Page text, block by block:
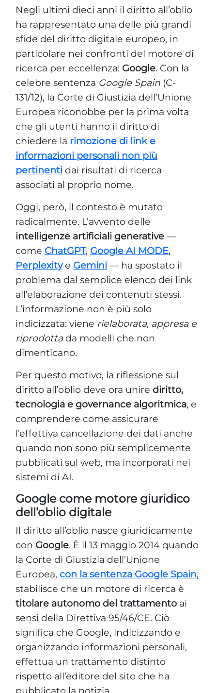
Negli ultimi dieci anni il diritto all’oblio
ha rappresentato una delle più grandi
sfide del diritto digitale europeo, in
particolare nei confronti del motore di
ricerca per eccellenza: Google. Con la
celebre sentenza Google Spain (C-
131/12), la Corte di Giustizia dell’Unione
Europea riconobbe per la prima volta
che gli utenti hanno il diritto di
chiedere la rimozione di link e
informazioni personali non più
pertinenti dai risultati di ricerca
associati al proprio nome.
Oggi, però, il contesto è mutato
radicalmente. L’avvento delle
intelligenze artificiali generative —
come ChatGPT, Google AI MODE,
Perplexitye Gemini — ha spostato il
problema dal semplice elenco dei link
all’elaborazione dei contenuti stessi.
L’informazione non è più solo
indicizzata: viene rielaborata, appresa e
riprodottada modelli che non
dimenticano.
Per questo motivo, la riflessione sul
diritto all’oblio deve ora unire diritto,
tecnologia e governance algoritmica, e
comprendere come assicurare
l’effettiva cancellazione dei dati anche
quando non sono più semplicemente
pubblicati sul web, ma incorporati nei
sistemi di AI.
Google come motore giuridico
dell’oblio digitale
Il diritto all’oblio nasce giuridicamente
con Google. È il 13 maggio 2014 quando
la Corte di Giustizia dell’Unione
Europea, con la sentenza Google Spain,
stabilisce che un motore di ricerca è
titolare autonomo del trattamento ai
sensi della Direttiva 95/46/CE. Ciò
significa che Google, indicizzando e
organizzando informazioni personali,
effettua un trattamento distinto
rispetto all’editore del sito che ha
pubblicato la notizia.